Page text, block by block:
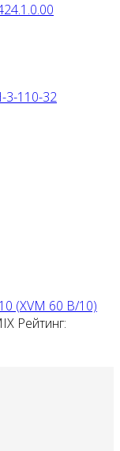
3-110-32
(XVM 60 В/10)
Рейтинг: